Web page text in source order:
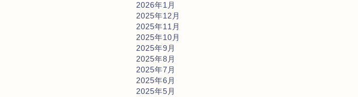
2026年1月
2025年12月
2025年11月
2025年10月
2025年9月
2025年8月
2025年7月
2025年6月
2025年5月